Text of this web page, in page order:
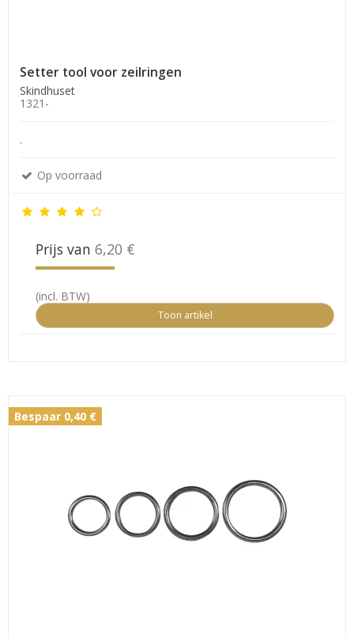
Setter tool voor zeilringen
Skindhuset
1321-
.
Op voorraad
Prijs van 6,20 €
(incl. BTW)
Toon artikel
Bespaar 0,40 €